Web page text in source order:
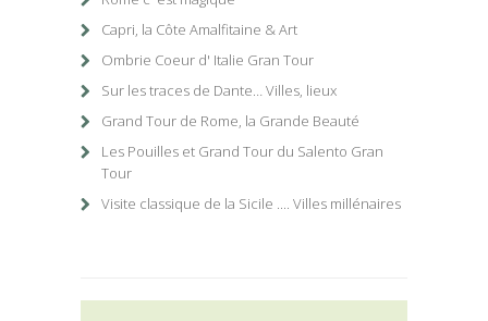
Capri, la Côte Amalfitaine & Art
Ombrie Coeur d' Italie Gran Tour
Sur les traces de Dante… Villes, lieux
Grand Tour de Rome, la Grande Beauté
Les Pouilles et Grand Tour du Salento Gran
Tour
Visite classique de la Sicile .... Villes millénaires